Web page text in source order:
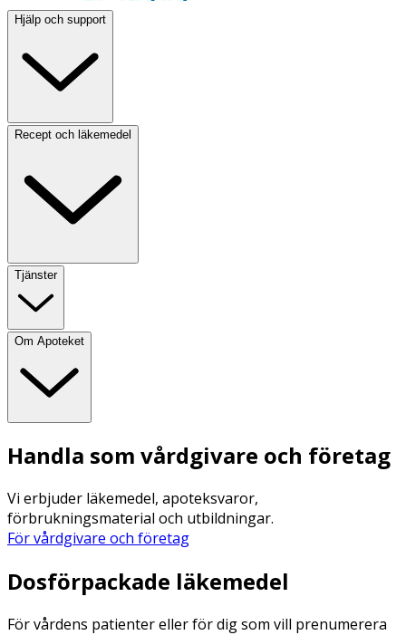
Hjälp och support
Recept och läkemedel
Tjänster
Om Apoteket
Handla som vårdgivare och företag
Vi erbjuder läkemedel, apoteksvaror,
förbrukningsmaterial och utbildningar.
För vårdgivare och företag
Dosförpackade läkemedel
För vårdens patienter eller för dig som vill prenumerera